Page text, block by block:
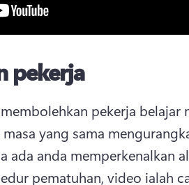
pekerja
pekerja belajar
yang sama
ada anda memperkenalkan
pematuhan, video ialah